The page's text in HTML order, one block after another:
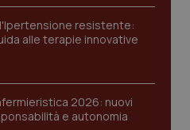
resistente:
alle terapie innovative
2026: nuovi
e autonomia